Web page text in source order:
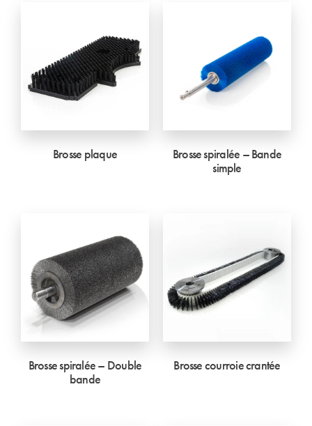
Brosse plaque
Brosse spiralée – Bande
simple
Brosse spiralée – Double
bande
Brosse courroie crantée